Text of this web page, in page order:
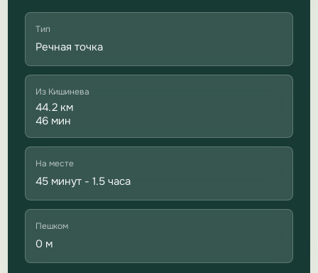
Тип
Речная точка
Из Кишинева
44.2 км
46 мин
На месте
45 минут - 1.5 часа
Пешком
0 м